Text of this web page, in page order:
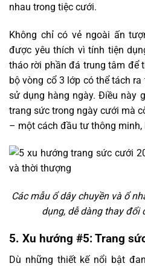
nhau trong tiệc cưới.
Không chỉ có vẻ ngoài ấn
được yêu thích vì tính tiện
tháo rời phần đá trung tâm để
bộ vòng cổ 3 lớp có thể tách
sử dụng hàng ngày. Điều này
trang sức trong ngày cưới mà
– một cách đầu tư thông minh,
Các mẫu ổ dây chuyền và ổ
dụng, dễ dàng thay đổi
5. Xu hướng #5: Trang
Dù những thiết kế nổi bật